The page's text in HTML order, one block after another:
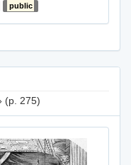
public
(p. 275)